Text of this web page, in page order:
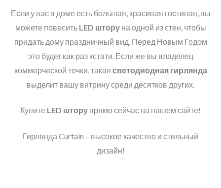
Если у вас в доме есть большая, красивая гостиная, вы
можете повесить LED шторуна одной из стен, чтобы
придать дому праздничный вид. Перед Новым Годом
это будет как раз кстати. Если же вы владелец
коммерческой точки, такая светодиодная гирлянда
выделит вашу витрину среди десятков других.
Купите LED штору прямо сейчас на нашем сайте!
Гирлянда Curtain – высокое качество и стильный
дизайн!